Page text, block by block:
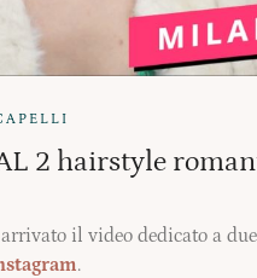
2 hairstyle
il video dedicato a
.